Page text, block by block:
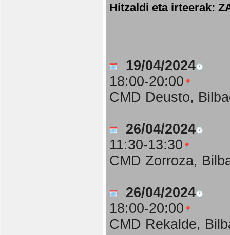
Hitzaldi eta irteerak:
19/04/2024
18:00-20:00
CMD Deusto,
26/04/2024
11:30-13:30
CMD Zorroza,
26/04/2024
18:00-20:00
CMD Rekalde,